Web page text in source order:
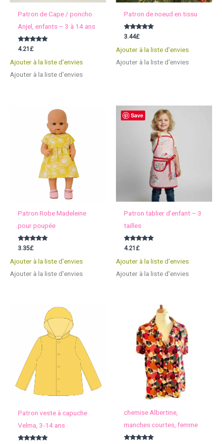
Patron de Cape / poncho
Anjel, enfants – 3 à 14 ans
Note
5.00
4.21 £
Ajouter à la liste d'envies
Ajouter à la liste d'envies
Patron de noeud en tissu
Note
5.00
3.44£
Ajouter à la liste d'envies
Ajouter à la liste d'envies
Patron Robe Madeleine
pour poupée
Note
5.00
3.35£
Ajouter à la liste d'envies
Ajouter à la liste d'envies
Patron tablier d’enfant – 3
tailles
Note
5.00
4.21 £
Ajouter à la liste d'envies
Ajouter à la liste d'envies
Patron veste à capuche
Velma, 3-14 ans
chemise Albertine,
manches courtes, femme
Save